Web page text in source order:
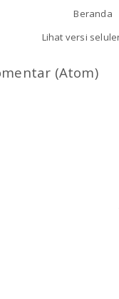
Beranda
Lihat versi
(Atom)